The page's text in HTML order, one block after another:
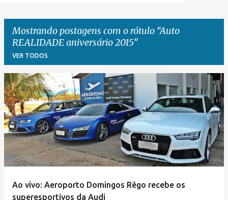
Mostrando postagens com o rótulo Auto
REALIDADE aniversário 2015
VER TODOS
P
o
s
t
a
g
Ao vivo: Aeroporto Domingos Rêgo recebe os
superesportivos da Audi